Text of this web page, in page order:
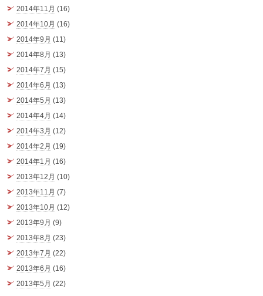
2014年11月 (16)
2014年10月 (16)
2014年9月 (11)
2014年8月 (13)
2014年7月 (15)
2014年6月 (13)
2014年5月 (13)
2014年4月 (14)
2014年3月 (12)
2014年2月 (19)
2014年1月 (16)
2013年12月 (10)
2013年11月 (7)
2013年10月 (12)
2013年9月 (9)
2013年8月 (23)
2013年7月 (22)
2013年6月 (16)
2013年5月 (22)